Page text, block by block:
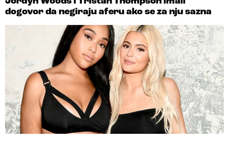
dogovor da negiraju aferu ako se za nju sazna